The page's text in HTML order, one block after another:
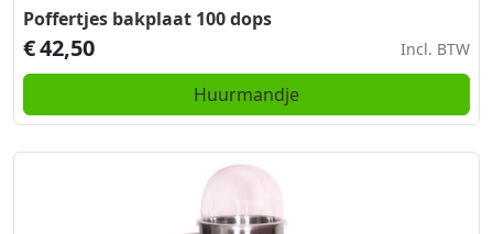
Poffertjes bakplaat 100 dops
€42,50 Incl. BTW
Huurmandje